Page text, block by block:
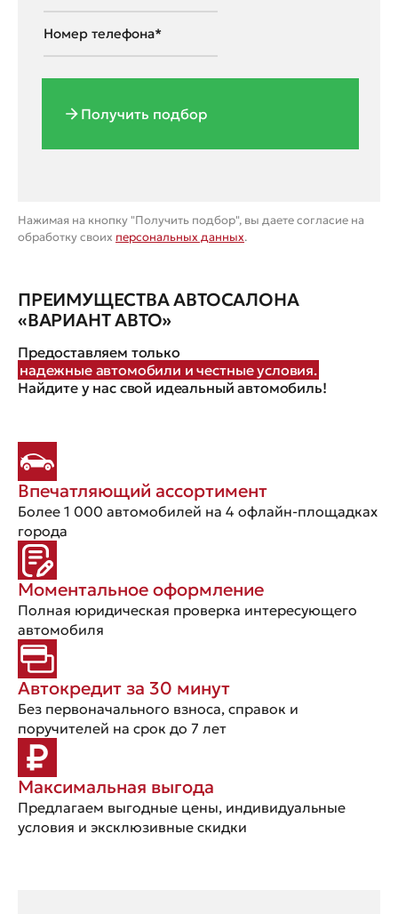
Получить подбор
Нажимая на кнопку "Получить подбор", вы даете согласие на
обработку своих персональных данных.
ПРЕИМУЩЕСТВА АВТОСАЛОНА
«ВАРИАНТ АВТО»
Предоставляем только
надежные автомобили и честные условия.
Найдите у нас свой идеальный автомобиль!
Впечатляющий ассортимент
Более 1 000 автомобилей на 4 офлайн-площадках
города
Моментальное оформление
Полная юридическая проверка интересующего
автомобиля
Автокредит за 30 минут
Без первоначального взноса, справок и
поручителей на срок до 7 лет
Максимальная выгода
Предлагаем выгодные цены, индивидуальные
условия и эксклюзивные скидки